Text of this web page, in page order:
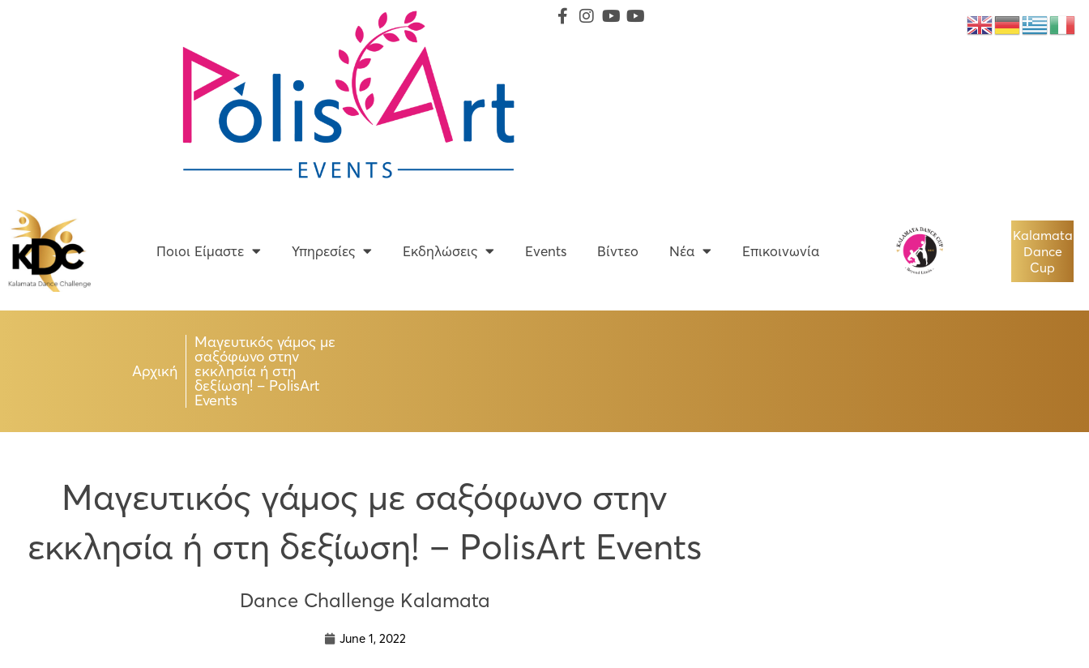
Ποιοι Είμαστε Υπηρεσίες Εκδηλώσεις Events Βίντεο Νέα Επικοινωνία
Kalamata
Dance
Cup
Αρχική
Μαγευτικός γάμος με
σαξόφωνο στην
εκκλησία ή στη
δεξίωση! – PolisArt
Events
Μαγευτικός γάμος με σαξόφωνο στην
εκκλησία ή στη δεξίωση! – PolisArt Events
Dance Challenge Kalamata
June 1, 2022